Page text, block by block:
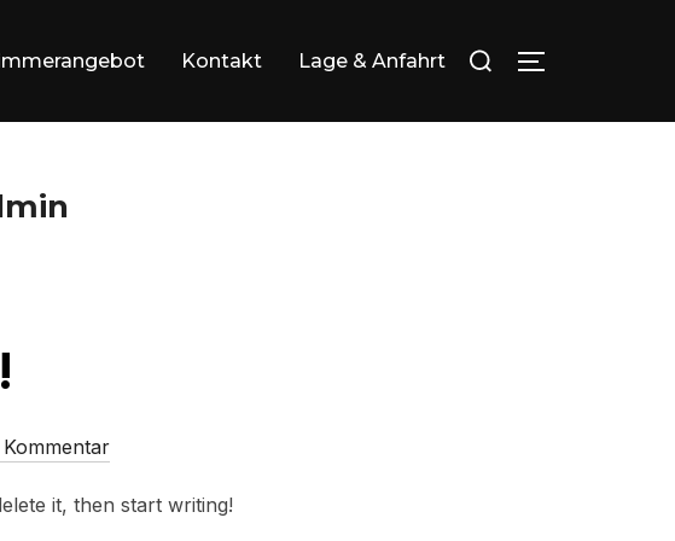
Kontakt Lage & Anfahrt
nach:
Kommentar
it, then start writing!